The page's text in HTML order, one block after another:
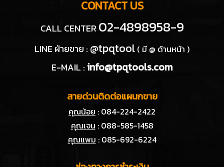
CONTACT US
CALL CENTER 02-4898958-9
LINE ฝ่ายขาย : @tpqtool ( มี @ ด้านหน้า )
E-MAIL :info@tpqtools.com
สายด่วนติดต่อแผนกขาย
คุณน้อย : 084-224-2422
คุณเจน : 088-585-1458
คุณแพม : 085-692-6224